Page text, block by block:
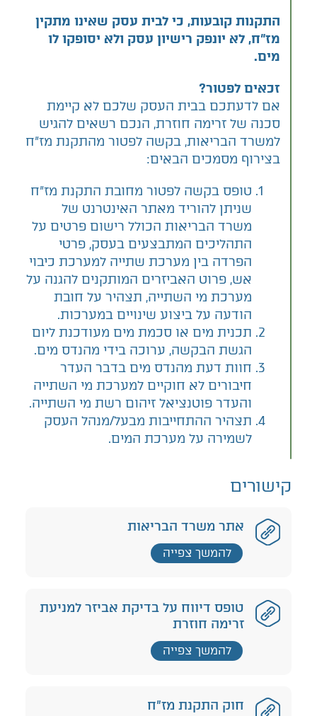
התקנות קובעות, כי לבית עסק שאינו מתקין
מז"ח, לא יונפק רישיון עסק ולא יסופקו לו
מים.
זכאים לפטור?
אם לדעתכם בבית העסק שלכם לא קיימת
סכנה של זרימה חוזרת, הנכם רשאים להגיש
למשרד הבריאות, בקשה לפטור מהתקנת מז"ח
בצירוף מסמכים הבאים:
טופס בקשה לפטור מחובת התקנת מז"ח
שניתן להוריד מאתר האינטרנט של
משרד הבריאות הכולל רישום פרטים על
התהליכים המתבצעים בעסק, פרטי
הפרדה בין מערכת שתייה למערכת כיבוי
אש, פרוט האביזרים המותקנים להגנה על
מערכת מי השתייה, תצהיר על חובת
הודעה על ביצוע שינויים במערכות.
תכנית מים או סכמת מים מעודכנת ליום
הגשת הבקשה, ערוכה בידי מהנדס מים.
חוות דעת מהנדס מים בדבר העדר
חיבורים לא חוקיים למערכת מי השתייה
והעדר פוטנציאל זיהום רשת מי השתייה.
תצהיר ההתחייבות מבעל/מנהל העסק
לשמירה על מערכת המים.
קישורים
אתר משרד הבריאות
להמשך צפייה
טופס דיווח על בדיקת אביזר למניעת
זרימה חוזרת
להמשך צפייה
חוק התקנת מז"ח